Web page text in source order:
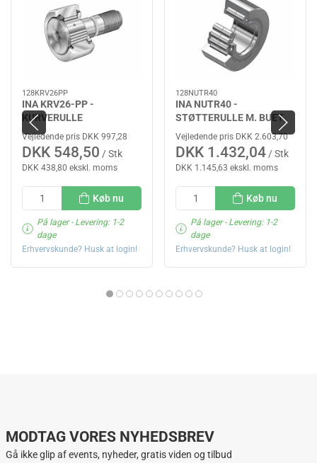
128KRV26PP
INA KRV26-PP -
KURVERULLE
Vejledende pris DKK 997,28
DKK 548,50 / Stk
DKK 438,80 ekskl. moms
Køb nu
På lager- Levering: 1-2
dage
Erhvervskunde? Husk at login!
128NUTR40
INA NUTR40 -
STØTTERULLE M. BUET
YDERBANE
Vejledende pris DKK 2.603,70
DKK 1.432,04/ Stk
DKK 1.145,63 ekskl. moms
Køb nu
På lager- Levering: 1-2
dage
Erhvervskunde? Husk at login!
MODTAG VORES NYHEDSBREV
Gå ikke glip af events, nyheder, gratis viden og tilbud